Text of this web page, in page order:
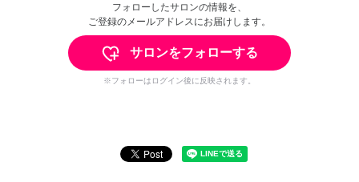
フォローしたサロンの情報を、
ご登録のメールアドレスにお届けします。
サロンをフォローする
※フォローはログイン後に反映されます。